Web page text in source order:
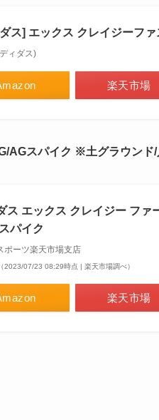
ス] エックス クレイジーフ
ィダス)
楽天市場
AGスパイク ※土グラウンド/
ス エックス クレイジー ファ
パイク
ポーツ楽天市場支店
（2023/07/23 08:29時点 | 楽天市場調べ）
楽天市場